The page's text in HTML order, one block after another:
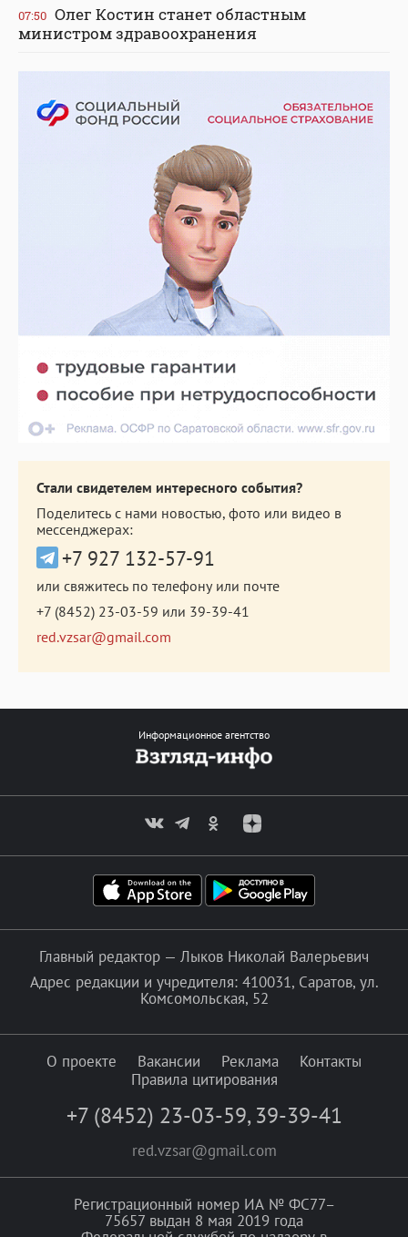
07:50 Олег Костин станет областным
министром здравоохранения
Стали свидетелем интересного события?
Поделитесь с нами новостью, фото или видео в
мессенджерах:
+7 927 132-57-91
или свяжитесь по телефону или почте
+7 (8452) 23-03-59 или 39-39-41
red.vzsar@gmail.com
Информационное агентство
Главный редактор — Лыков Николай Валерьевич
Адрес редакции и учредителя: 410031, Саратов, ул.
Комсомольская, 52
О проекте Вакансии Реклама
Контакты
Правила цитирования
+7 (8452) 23-03-59, 39-39-41
red.vzsar@gmail.com
Регистрационный номер ИА № ФС77–
75657 выдан 8 мая 2019 года